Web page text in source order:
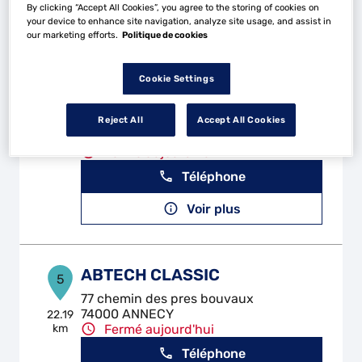
Voir plus
21.94
ANNECY TOCHON AUTO
15 Impasse de la Futaie
74960 ANNECY
Téléphone
Voir plus
5
22.19
km
ABTECH CLASSIC
77 chemin des pres bouvaux
74000 ANNECY
Fermé aujourd'hui
Téléphone
By clicking “Accept All Cookies”, you agree to the storing of cookies on
your device to enhance site navigation, analyze site usage, and assist in
our marketing efforts. Politique de cookies
Cookie Settings
Reject All Accept All Cookies